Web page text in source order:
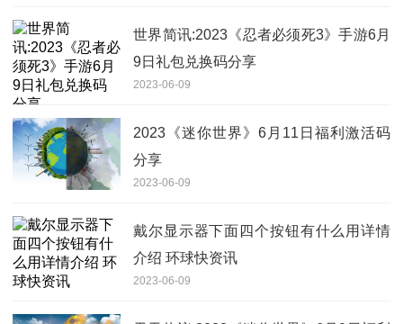
世界简讯:2023《忍者必须死3》手游6月
9日礼包兑换码分享
2023-06-09
2023《迷你世界》6月11日福利激活码
分享
2023-06-09
戴尔显示器下面四个按钮有什么用详情
介绍 环球快资讯
2023-06-09